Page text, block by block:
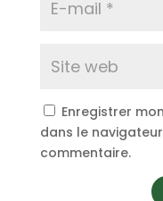
Enregistrer
dans le
commentaire.